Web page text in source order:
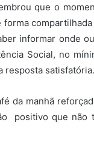
que o
informar onde
Social, no
resposta satisfatória.
da manhã
positivo que não